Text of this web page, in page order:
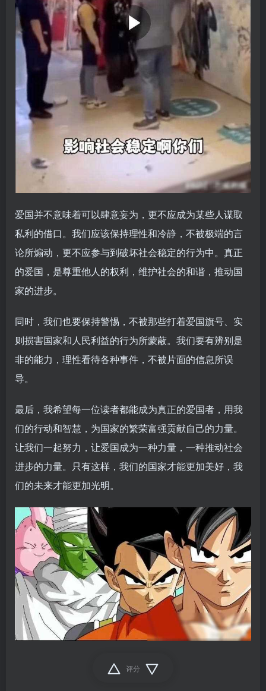
爱国并不意味着可以肆意妄为，更不应成为某些人谋取
私利的借口。我们应该保持理性和冷静，不被极端的言
论所煽动，更不应参与到破坏社会稳定的行为中。真正
的爱国，是尊重他人的权利，维护社会的和谐，推动国
家的进步。
同时，我们也要保持警惕，不被那些打着爱国旗号、实
则损害国家和人民利益的行为所蒙蔽。我们要有辨别是
非的能力，理性看待各种事件，不被片面的信息所误
导。
最后，我希望每一位读者都能成为真正的爱国者，用我
们的行动和智慧，为国家的繁荣富强贡献自己的力量。
让我们一起努力，让爱国成为一种力量，一种推动社会
进步的力量。只有这样，我们的国家才能更加美好，我
们的未来才能更加光明。
评分